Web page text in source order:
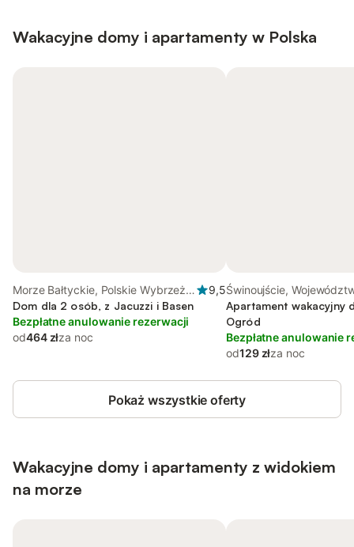
Wakacyjne domy i apartamenty w Polska
Morze Bałtyckie, Polskie Wybrzeże
Bałtyku
9,5
Dom dla 2 osób, z Jacuzzi i Basen
Bezpłatne anulowanie rezerwacji
od464 złza noc
Świnoujście,
zachodniopomorskie
Apartament wakacyjny
Ogród
Bezpłatne anulowanie
od129 złza noc
Pokaż wszystkie oferty
Wakacyjne domy i apartamenty z widokiem
na morze